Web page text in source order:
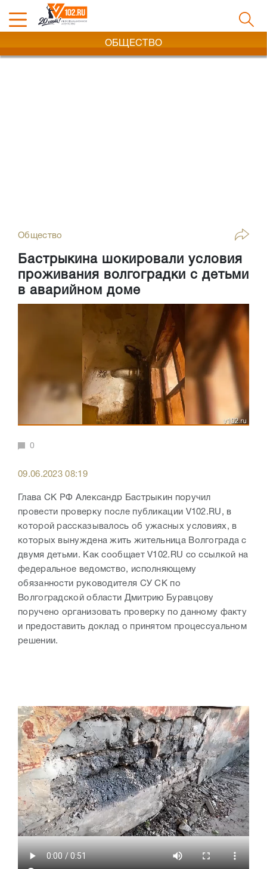
ОБЩЕСТВО
Общество
Бастрыкина шокировали условия
проживания волгоградки с детьми
в аварийном доме
0
09.06.2023 08:19
Глава СК РФ Александр Бастрыкин поручил
провести проверку после публикации V102.RU, в
которой рассказывалось об ужасных условиях, в
которых вынуждена жить жительница Волгограда с
двумя детьми. Как сообщает V102.RU со ссылкой на
федеральное ведомство, исполняющему
обязанности руководителя СУ СК по
Волгоградской области Дмитрию Буравцову
поручено организовать проверку по данному факту
и предоставить доклад о принятом процессуальном
решении.